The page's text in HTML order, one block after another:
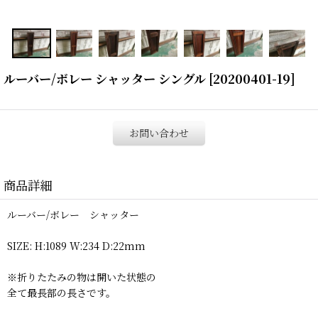
ルーバー/ボレー シャッター シングル [20200401-19]
お問い合わせ
商品詳細
ルーバー/ボレー シャッター
SIZE: H:1089 W:234 D:22mm
※折りたたみの物は開いた状態の
全て最長部の長さです。